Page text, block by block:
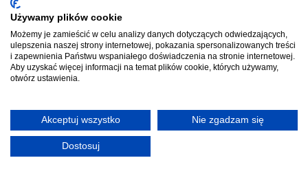
Polityka Prywatności
Kontakt Bilety
Copyright © 2026 Targi Fantastyki Sp. z o.o.
Używamy plików cookie
Możemy je zamieścić w celu analizy danych dotyczących odwiedzających,
ulepszenia naszej strony internetowej, pokazania spersonalizowanych treści
i zapewnienia Państwu wspaniałego doświadczenia na stronie internetowej.
Aby uzyskać więcej informacji na temat plików cookie, których używamy,
otwórz ustawienia.
Akceptuj wszystko Nie zgadzam się
Dostosuj